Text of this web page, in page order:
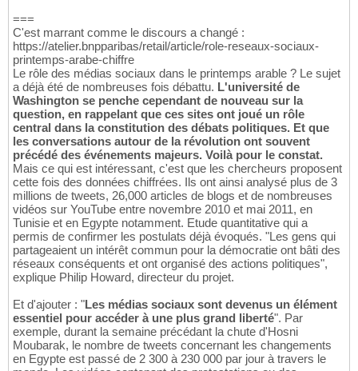
===
C'est marrant comme le discours a changé :
https://atelier.bnpparibas/retail/article/role-reseaux-sociaux-
printemps-arabe-chiffre
Le rôle des médias sociaux dans le printemps arable ? Le sujet
a déjà été de nombreuses fois débattu. L'université de
Washington se penche cependant de nouveau sur la
question, en rappelant que ces sites ont joué un rôle
central dans la constitution des débats politiques. Et que
les conversations autour de la révolution ont souvent
précédé des événements majeurs. Voilà pour le constat.
Mais ce qui est intéressant, c'est que les chercheurs proposent
cette fois des données chiffrées. Ils ont ainsi analysé plus de 3
millions de tweets, 26,000 articles de blogs et de nombreuses
vidéos sur YouTube entre novembre 2010 et mai 2011, en
Tunisie et en Egypte notamment. Etude quantitative qui a
permis de confirmer les postulats déjà évoqués. "Les gens qui
partageaient un intérêt commun pour la démocratie ont bâti des
réseaux conséquents et ont organisé des actions politiques",
explique Philip Howard, directeur du projet.
Et d'ajouter : "Les médias sociaux sont devenus un élément
essentiel pour accéder à une plus grand liberté". Par
exemple, durant la semaine précédant la chute d'Hosni
Moubarak, le nombre de tweets concernant les changements
en Egypte est passé de 2 300 à 230 000 par jour à travers le